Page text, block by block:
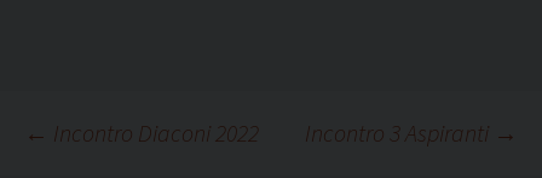
Navigazione
← Incontro Diaconi 2022 Incontro 3 Aspiranti →